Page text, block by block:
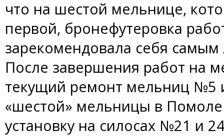
что на шестой мельнице,
первой, бронефутеровка
зарекомендовала себя
После завершения работ на
текущий ремонт мельниц №5
«шестой» мельницы в
установку на силосах №21 и